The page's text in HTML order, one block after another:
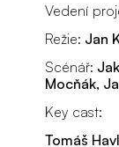
Vedení
Režie: Jan
Scénář:
Mocňák,
Key cast:
Tomáš